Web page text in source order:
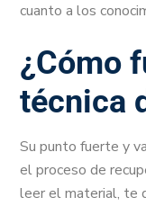
cuanto a los
¿Cómo
técnica
Su punto fuerte y
el proceso de
leer el material, te